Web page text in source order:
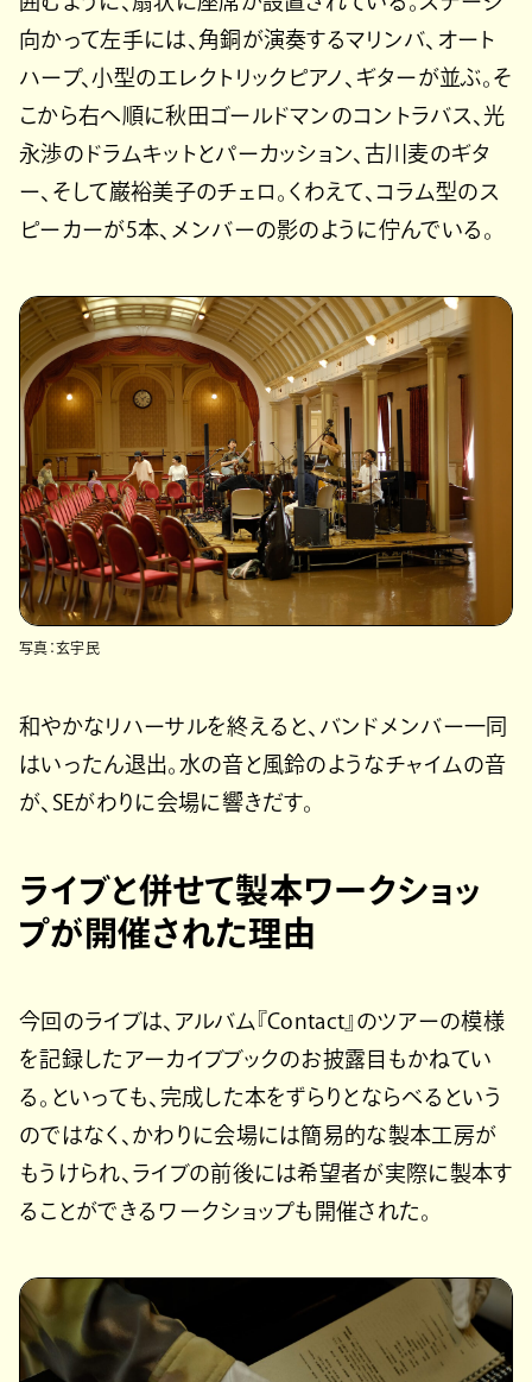
向かって左手には、角銅が演奏するマリンバ、オート
ハープ、小型のエレクトリックピアノ、ギターが並ぶ。そ
こから右へ順に秋田ゴールドマンのコントラバス、光
永渉のドラムキットとパーカッション、古川麦のギタ
ー、そして巌裕美子のチェロ。くわえて、コラム型のス
ピーカーが5本、メンバーの影のように佇んでいる。
写真：玄宇民
和やかなリハーサルを終えると、バンドメンバー一同
はいったん退出。水の音と風鈴のようなチャイムの音
が、SEがわりに会場に響きだす。
ライブと併せて製本ワークショッ
プが開催された理由
今回のライブは、アルバム『Contact』のツアーの模様
を記録したアーカイブブックのお披露目もかねてい
る。といっても、完成した本をずらりとならべるという
のではなく、かわりに会場には簡易的な製本工房が
もうけられ、ライブの前後には希望者が実際に製本す
ることができるワークショップも開催された。